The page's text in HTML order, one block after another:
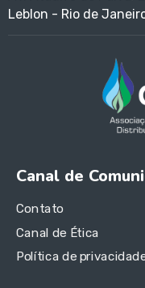
Leblon - Rio de
Canal de
Contato
Canal de Ética
Política de